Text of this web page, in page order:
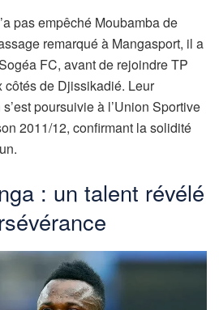
pas empêché Moubamba de
remarqué à Mangasport, il a
FC, avant de rejoindre TP
côtés de Djissikadié. Leur
poursuivie à l’Union Sportive
2011/12, confirmant la solidité
: un talent révélé